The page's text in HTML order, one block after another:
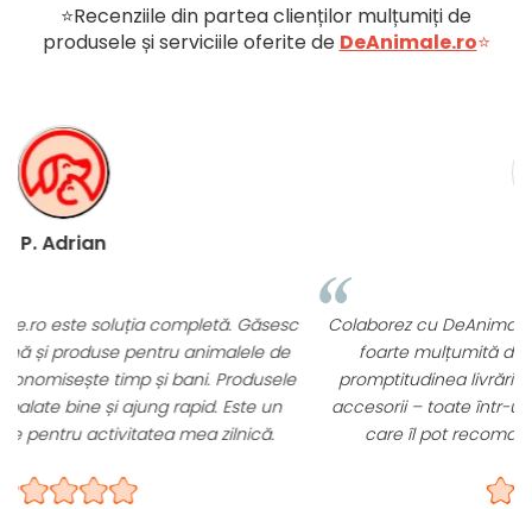
⭐Recenziile din partea clienților mulțumiți de
produsele și serviciile oferite de DeAnimale.ro⭐
Colaborez cu DeAnimale.ro pentru cabinetul meu și sunt
foarte mulțumită de diversitatea produselor și de
promptitudinea livrărilor. Hrană specială, suplimente și
accesorii – toate într-un singur loc. E magazin online pe
care îl pot recomanda oricărui coleg sau client.